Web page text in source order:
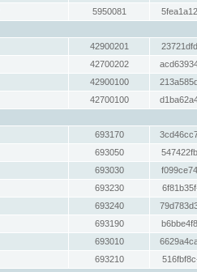
5950081
42900201
42700202
42900100
42700100
693170
693050
693030
693230
693240
693190
693010
693210